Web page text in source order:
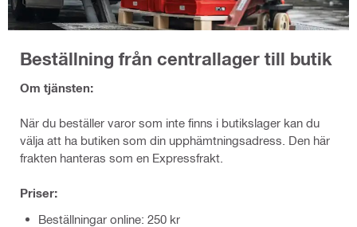
Beställning från centrallager till butik
Om tjänsten:
När du beställer varor som inte finns i butikslager kan du
välja att ha butiken som din upphämtningsadress. Den här
frakten hanteras som en Expressfrakt.
Priser:
Beställningar online: 250 kr